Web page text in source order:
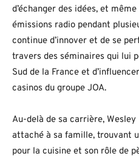
d’échanger des idées, et
émissions radio pendant
continue d’innover et de se
travers des séminaires qui lui
Sud de la France et
casinos du groupe JOA.
Au-delà de sa carrière,
attaché à sa famille, trouvant
pour la cuisine et son rôle de